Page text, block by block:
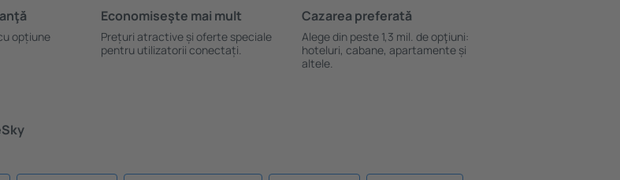
opțiune
Economiseşte mai mult
Prețuri atractive și oferte speciale
pentru utilizatorii conectați.
Cazarea preferată
Alege din peste 1,3 mil. de opţiuni:
hoteluri, cabane, apartamente și
altele.